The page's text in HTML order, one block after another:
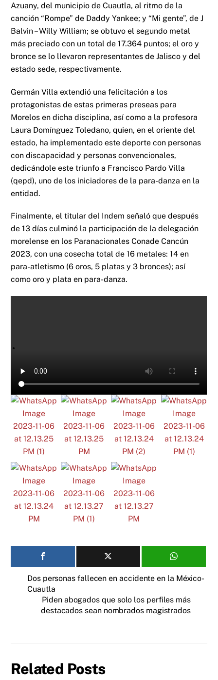
Azuany, del municipio de Cuautla, al ritmo de la
canción “Rompe” de Daddy Yankee; y “Mi gente”, de J
Balvin – Willy William; se obtuvo el segundo metal
más preciado con un total de 17.364 puntos; el oro y
bronce se lo llevaron representantes de Jalisco y del
estado sede, respectivamente.
Germán Villa extendió una felicitación a los
protagonistas de estas primeras preseas para
Morelos en dicha disciplina, así como a la profesora
Laura Domínguez Toledano, quien, en el oriente del
estado, ha implementado este deporte con personas
con discapacidad y personas convencionales,
dedicándole este triunfo a Francisco Pardo Villa
(qepd), uno de los iniciadores de la para-danza en la
entidad.
Finalmente, el titular del Indem señaló que después
de 13 días culminó la participación de la delegación
morelense en los Paranacionales Conade Cancún
2023, con una cosecha total de 16 metales: 14 en
para-atletismo (6 oros, 5 platas y 3 bronces); así
como oro y plata en para-danza.
Dos personas fallecen en accidente en la México-
Cuautla
Piden abogados que solo los perfiles más
destacados sean nombrados magistrados
Related Posts